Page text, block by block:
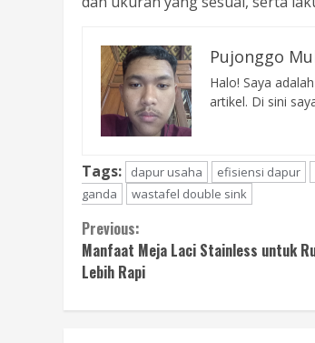
Pujonggo
Halo! Saya
artikel. Di sini
Tags: dapur usaha efisiensi dapur
ganda
wastafel double sink
Continue
Reading
Previous:
Manfaat Meja Laci Stainless untuk
Lebih Rapi